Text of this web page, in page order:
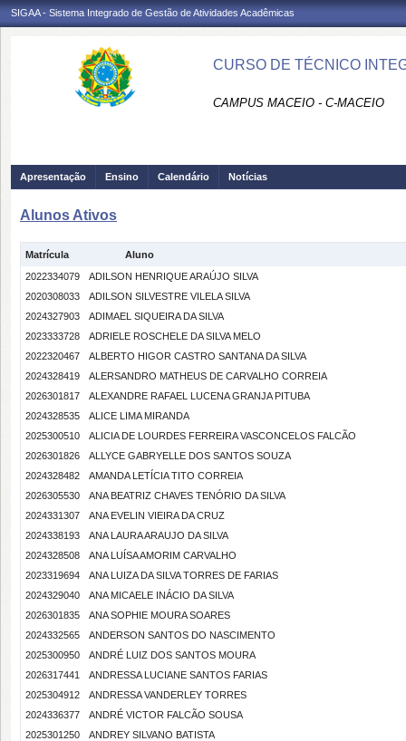
SIGAA - Sistema Integrado de Gestão de Atividades Acadêmicas
CURSO DE TÉCNICO
CAMPUS MACEIO - C-MACEIO
Apresentação Ensino Calendário Notícias
Alunos Ativos
Matrícula
Aluno
2022334079
ADILSON HENRIQUE ARAÚJO SILVA
2020308033
ADILSON SILVESTRE VILELA SILVA
2024327903
ADIMAEL SIQUEIRA DA SILVA
2023333728
ADRIELE ROSCHELE DA SILVA MELO
2022320467
ALBERTO HIGOR CASTRO SANTANA DA SILVA
2024328419
ALERSANDRO MATHEUS DE CARVALHO CORREIA
2026301817
ALEXANDRE RAFAEL LUCENA GRANJA PITUBA
2024328535
ALICE LIMA MIRANDA
2025300510
ALICIA DE LOURDES FERREIRA VASCONCELOS FALCÃO
2026301826
ALLYCE GABRYELLE DOS SANTOS SOUZA
2024328482
AMANDA LETÍCIA TITO CORREIA
2026305530
ANA BEATRIZ CHAVES TENÓRIO DA SILVA
2024331307
ANA EVELIN VIEIRA DA CRUZ
2024338193
ANA LAURA ARAUJO DA SILVA
2024328508
ANA LUÍSA AMORIM CARVALHO
2023319694
ANA LUIZA DA SILVA TORRES DE FARIAS
2024329040
ANA MICAELE INÁCIO DA SILVA
2026301835
ANA SOPHIE MOURA SOARES
2024332565
ANDERSON SANTOS DO NASCIMENTO
2025300950
ANDRÉ LUIZ DOS SANTOS MOURA
2026317441
ANDRESSA LUCIANE SANTOS FARIAS
2025304912
ANDRESSA VANDERLEY TORRES
2024336377
ANDRÉ VICTOR FALCÃO SOUSA
2025301250
ANDREY SILVANO BATISTA